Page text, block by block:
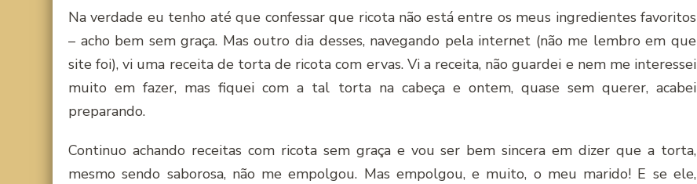
Na verdade eu tenho até que confessar que ricota não está entre os meus ingredientes favoritos
– acho bem sem graça. Mas outro dia desses, navegando pela internet (não me lembro em que
site foi), vi uma receita de torta de ricota com ervas. Vi a receita, não guardei e nem me interessei
muito em fazer, mas fiquei com a tal torta na cabeça e ontem, quase sem querer, acabei
preparando.
Continuo achando receitas com ricota sem graça e vou ser bem sincera em dizer que a torta,
mesmo sendo saborosa, não me empolgou. Mas empolgou, e muito, o meu marido! E se ele,